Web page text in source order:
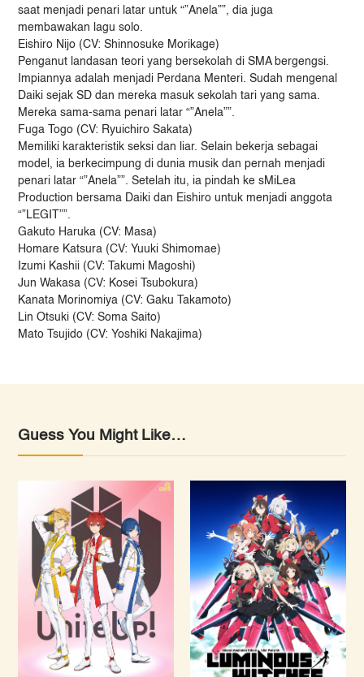
saat menjadi penari latar untuk “”Anela””, dia juga
membawakan lagu solo.
Eishiro Nijo (CV: Shinnosuke Morikage)
Penganut landasan teori yang bersekolah di SMA bergengsi.
Impiannya adalah menjadi Perdana Menteri. Sudah mengenal
Daiki sejak SD dan mereka masuk sekolah tari yang sama.
Mereka sama-sama penari latar “”Anela””.
Fuga Togo (CV: Ryuichiro Sakata)
Memiliki karakteristik seksi dan liar. Selain bekerja sebagai
model, ia berkecimpung di dunia musik dan pernah menjadi
penari latar “”Anela””. Setelah itu, ia pindah ke sMiLea
Production bersama Daiki dan Eishiro untuk menjadi anggota
“”LEGIT””.
Gakuto Haruka (CV: Masa)
Homare Katsura (CV: Yuuki Shimomae)
Izumi Kashii (CV: Takumi Magoshi)
Jun Wakasa (CV: Kosei Tsubokura)
Kanata Morinomiya (CV: Gaku Takamoto)
Lin Otsuki (CV: Soma Saito)
Mato Tsujido (CV: Yoshiki Nakajima)
Guess You Might Like…